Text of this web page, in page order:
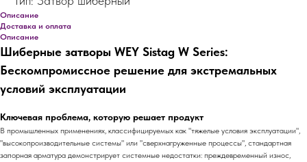
Описание
Доставка и оплата
Описание
Шиберные затворы WEY Sistag W Series:
Бескомпромиссное решение для экстремальных
условий эксплуатации
Ключевая проблема, которую решает продукт
В промышленных применениях, классифицируемых как "тяжелые условия эксплуатации",
"высокопроизводительные системы" или "сверхнагруженные процессы", стандартная
запорная арматура демонстрирует системные недостатки: преждевременный износ,